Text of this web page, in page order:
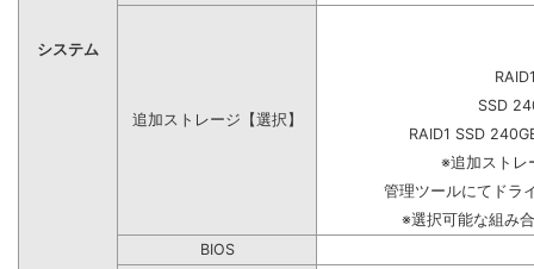
システム
追加ストレージ【選択】
SSD
RAID1 SSD
※追加ストレ
管理ツールにてドラ
※選択可能な組み
BIOS